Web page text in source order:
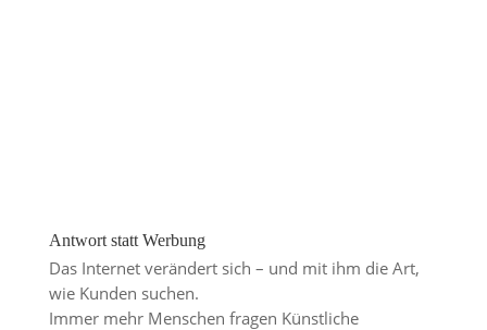
Antwort statt Werbung
Das Internet verändert sich – und mit ihm die Art,
wie Kunden suchen.
Immer mehr Menschen fragen Künstliche